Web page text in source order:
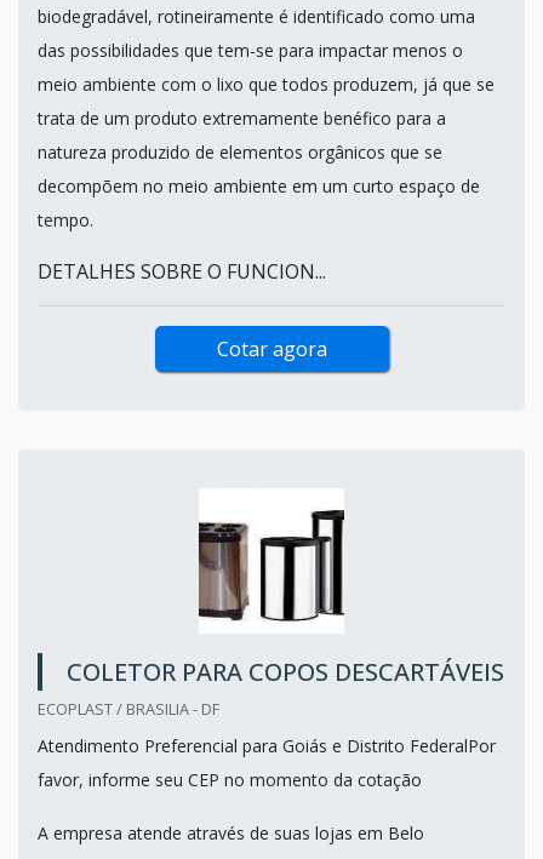
biodegradável, rotineiramente é identificado como uma
das possibilidades que tem-se para impactar menos o
meio ambiente com o lixo que todos produzem, já que se
trata de um produto extremamente benéfico para a
natureza produzido de elementos orgânicos que se
decompõem no meio ambiente em um curto espaço de
tempo.
DETALHES SOBRE O FUNCION...
Cotar agora
COLETOR PARA COPOS DESCARTÁVEIS
ECOPLAST / BRASILIA - DF
Atendimento Preferencial para Goiás e Distrito FederalPor
favor, informe seu CEP no momento da cotação
A empresa atende através de suas lojas em Belo